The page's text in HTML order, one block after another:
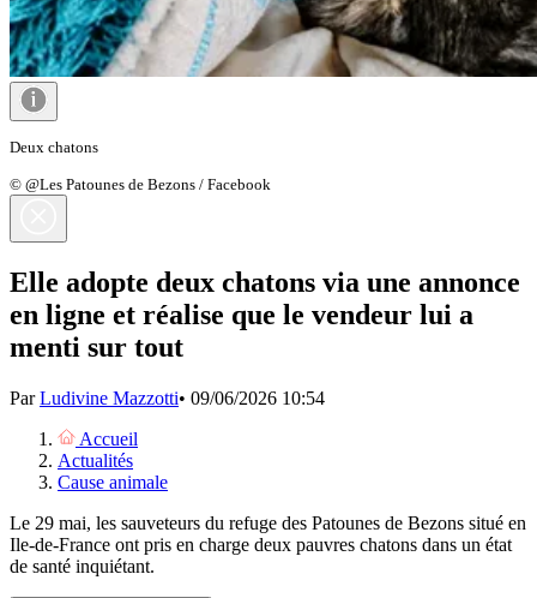
Deux chatons
© @Les Patounes de Bezons / Facebook
Elle adopte deux chatons via une annonce
en ligne et réalise que le vendeur lui a
menti sur tout
ParLudivine Mazzotti• 09/06/2026 10:54
Accueil
Actualités
Cause animale
Le 29 mai, les sauveteurs du refuge des Patounes de Bezons situé en
Ile-de-France ont pris en charge deux pauvres chatons dans un état
de santé inquiétant.